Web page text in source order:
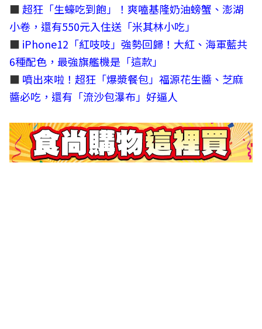
■超狂「生蠔吃到飽」！爽嗑基隆奶油螃蟹、澎湖
小卷，還有550元入住送「米其林小吃」
■ iPhone12「紅吱吱」強勢回歸！大紅、海軍藍共
6種配色，最強旗艦機是「這款」
■ 噴出來啦！超狂「爆漿餐包」福源花生醬、芝麻
醬必吃，還有「流沙包瀑布」好逼人